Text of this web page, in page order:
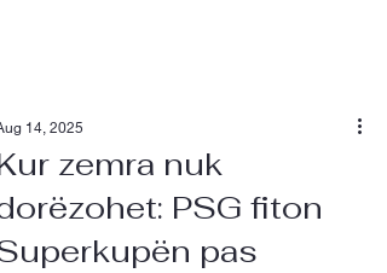
zemra nuk
PSG fiton
pas
14, 2025